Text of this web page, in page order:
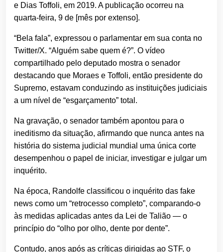
e Dias Toffoli, em 2019. A publicação ocorreu na
quarta-feira, 9 de [mês por extenso].
“Bela fala”, expressou o parlamentar em sua conta no
Twitter/X. “Alguém sabe quem é?”. O vídeo
compartilhado pelo deputado mostra o senador
destacando que Moraes e Toffoli, então presidente do
Supremo, estavam conduzindo as instituições judiciais
a um nível de “esgarçamento” total.
Na gravação, o senador também apontou para o
ineditismo da situação, afirmando que nunca antes na
história do sistema judicial mundial uma única corte
desempenhou o papel de iniciar, investigar e julgar um
inquérito.
Na época, Randolfe classificou o inquérito das fake
news como um “retrocesso completo”, comparando-o
às medidas aplicadas antes da Lei de Talião — o
princípio do “olho por olho, dente por dente”.
Contudo, anos após as críticas dirigidas ao STF, o